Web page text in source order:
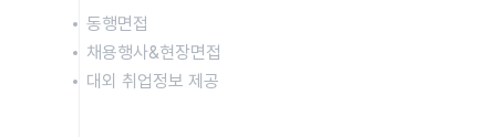
동행면접
채용행사&현장면접
대외 취업정보 제공